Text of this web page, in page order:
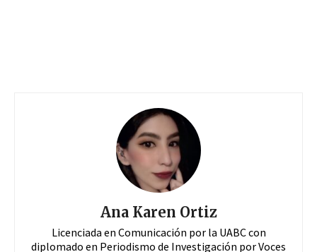
Ana Karen Ortiz
Licenciada en Comunicación por la UABC con
diplomado en Periodismo de Investigación por Voces